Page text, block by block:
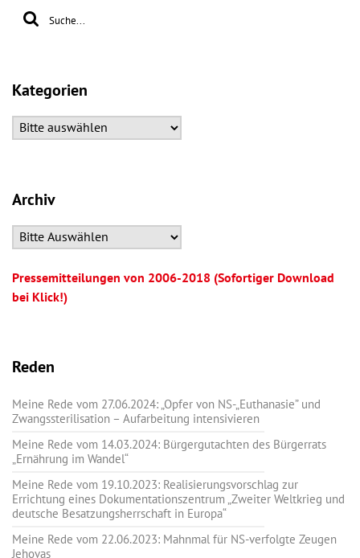
Kategorien
Archiv
Pressemitteilungen von 2006-2018 (Sofortiger Download
bei Klick!)
Reden
Meine Rede vom 27.06.2024: „Opfer von NS-„Euthanasie” und
Zwangssterilisation – Aufarbeitung intensivieren
Meine Rede vom 14.03.2024: Bürgergutachten des Bürgerrats
„Ernährung im Wandel“
Meine Rede vom 19.10.2023: Realisierungsvorschlag zur
Errichtung eines Dokumentationszentrum „Zweiter Weltkrieg und
deutsche Besatzungsherrschaft in Europa“
Meine Rede vom 22.06.2023: Mahnmal für NS-verfolgte Zeugen
Jehovas